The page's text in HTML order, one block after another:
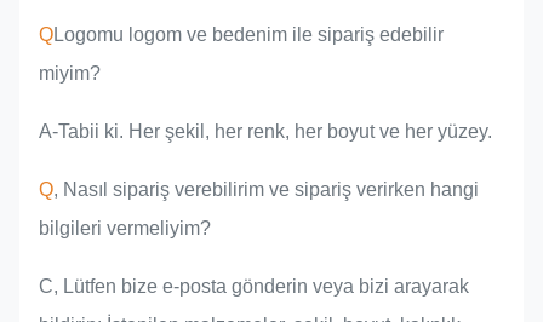
QLogomu logom ve bedenim ile sipariş edebilir
miyim?
A-Tabii ki. Her şekil, her renk, her boyut ve her yüzey.
Q, Nasıl sipariş verebilirim ve sipariş verirken hangi
bilgileri vermeliyim?
C, Lütfen bize e-posta gönderin veya bizi arayarak